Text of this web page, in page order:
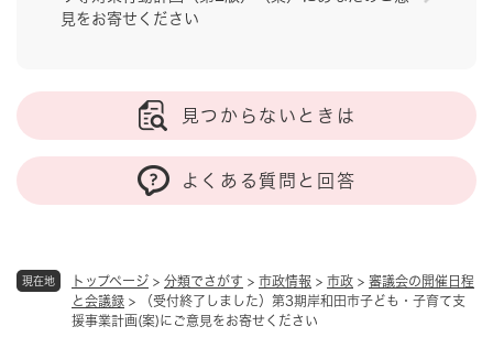
現在地 トップページ > 分類でさがす > 市政情報 > 市政 > 審議会の開催日程
と会議録 >
（受付終了しました）第3期岸和田市子ども・子育て支
援事業計画(案)にご意見をお寄せください
見をお寄せください
見つからないときは
よくある質問と回答